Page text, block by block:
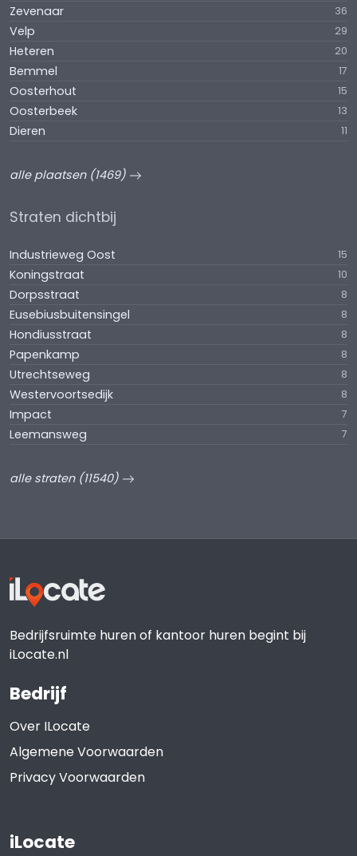
Zevenaar 36
Velp 29
Heteren 20
Bemmel 17
Oosterhout 15
Oosterbeek 13
Dieren 11
alle plaatsen (1469)
Straten dichtbij
Industrieweg Oost 15
Koningstraat 10
Dorpsstraat 8
Eusebiusbuitensingel 8
Hondiusstraat 8
Papenkamp 8
Utrechtseweg 8
Westervoortsedijk 8
Impact 7
Leemansweg 7
alle straten (11540)
Bedrijfsruimte huren of kantoor huren begint bij
iLocate.nl
Bedrijf
Over ILocate
Algemene Voorwaarden
Privacy Voorwaarden
iLocate